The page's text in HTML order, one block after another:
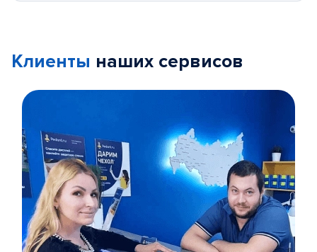
Клиенты наших сервисов